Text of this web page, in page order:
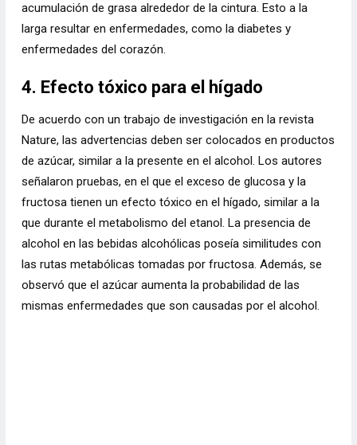
acumulación de grasa alrededor de la cintura. Esto a la
larga resultar en enfermedades, como la diabetes y
enfermedades del corazón.
4. Efecto tóxico para el hígado
De acuerdo con un trabajo de investigación en la revista
Nature, las advertencias deben ser colocados en productos
de azúcar, similar a la presente en el alcohol. Los autores
señalaron pruebas, en el que el exceso de glucosa y la
fructosa tienen un efecto tóxico en el hígado, similar a la
que durante el metabolismo del etanol. La presencia de
alcohol en las bebidas alcohólicas poseía similitudes con
las rutas metabólicas tomadas por fructosa. Además, se
observó que el azúcar aumenta la probabilidad de las
mismas enfermedades que son causadas por el alcohol.